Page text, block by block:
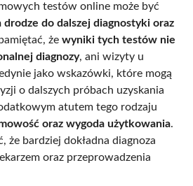
testów online może być
do dalszej diagnostyki oraz
że wyniki tych testów nie
diagnozy, ani wizyty u
jako wskazówki, które mogą
o dalszych próbach uzyskania
atutem tego rodzaju
oraz wygoda użytkowania.
że bardziej dokładna diagnoza
oraz przeprowadzenia